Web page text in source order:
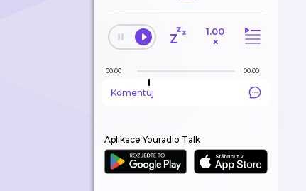
1.00
×
00:00 00:00
Komentuj
Aplikace Youradio Talk